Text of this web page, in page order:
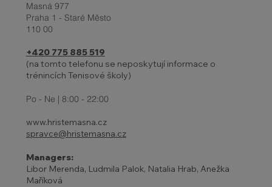
Masná 977
Praha 1 - Staré Město
110 00
+420 775 885 519
(na tomto telefonu se neposkytují informace o
trénincích Tenisové školy)
Po - Ne | 8:00 - 22:00
www.hristemasna.cz
spravce@hristemasna.cz
Managers:
Libor Merenda, Ludmila Palok, Natalia Hrab, Anežka
Maříková